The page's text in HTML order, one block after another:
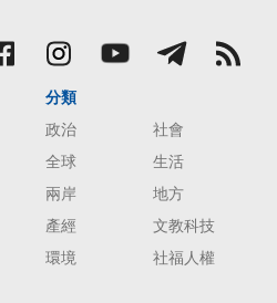
分類
政治
社會
全球
生活
兩岸
地方
產經
文教科技
環境
社福人權